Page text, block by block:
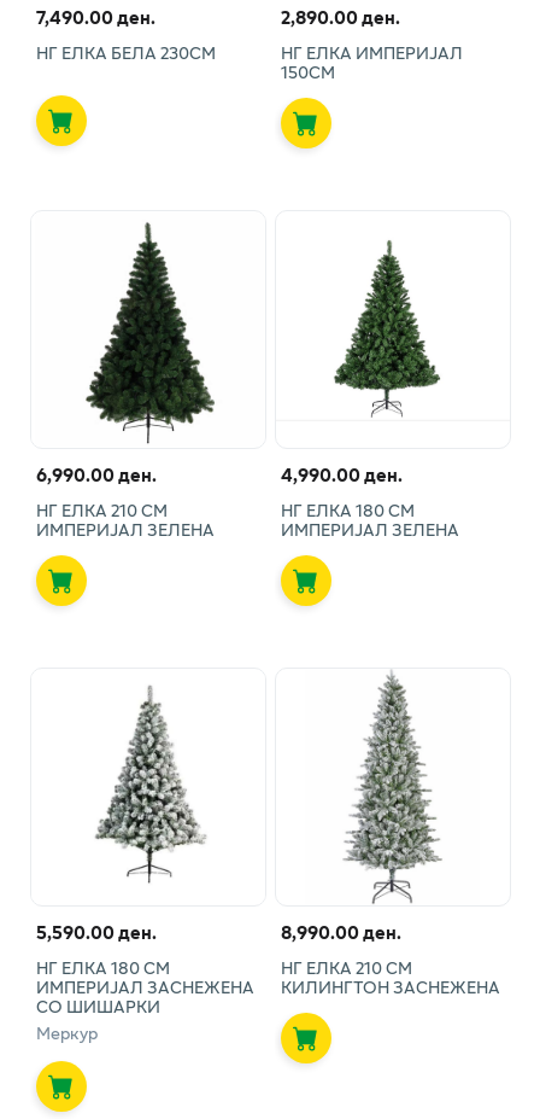
7,490.00 ден.
НГ ЕЛКА БЕЛА 230СМ
2,890.00 ден.
НГ ЕЛКА ИМПЕРИЈАЛ
150СМ
6,990.00 ден.
НГ ЕЛКА 210 СМ
ИМПЕРИЈАЛ ЗЕЛЕНА
4,990.00 ден.
НГ ЕЛКА 180 СМ
ИМПЕРИЈАЛ ЗЕЛЕНА
5,590.00 ден.
НГ ЕЛКА 180 СМ
ИМПЕРИЈАЛ ЗАСНЕЖЕНА
СО ШИШАРКИ
Меркур
8,990.00 ден.
НГ ЕЛКА 210 СМ
КИЛИНГТОН ЗАСНЕЖЕНА